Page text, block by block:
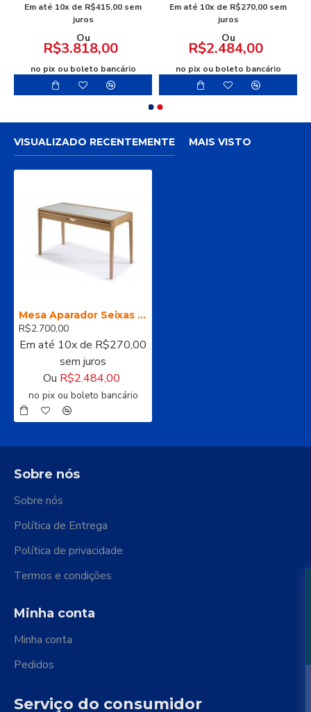
Em até 10x de R$415,00 sem
juros
Ou
R$3.818,00
no pix ou boleto bancário
Em até 10x de R$270,00 sem
juros
Ou
R$2.484,00
no pix ou boleto bancário
VISUALIZADO RECENTEMENTE MAIS VISTO
Mesa Aparador Seixas - Nacional
R$2.700,00
Em até 10x de R$270,00
sem juros
Ou R$2.484,00
no pix ou boleto bancário
Sobre nós
Sobre nós
Política de Entrega
Política de privacidade
Termos e condições
Minha conta
Minha conta
Pedidos
Serviço do consumidor